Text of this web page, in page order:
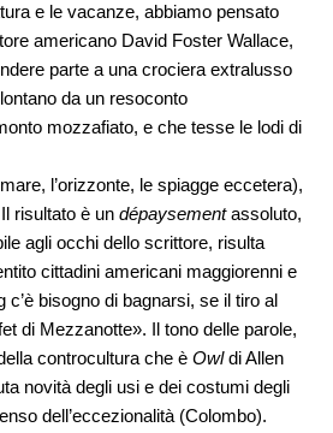
e le vacanze, abbiamo pensato
americano David Foster Wallace,
parte a una crociera extralusso
da un resoconto
mozzafiato, e che tesse le lodi di
l’orizzonte, le spiagge eccetera),
risultato è un dépaysementassoluto,
agli occhi dello scrittore, risulta
cittadini americani maggiorenni e
bisogno di bagnarsi, se il tiro al
di Mezzanotte». Il tono delle parole,
controcultura che è Owldi Allen
novità degli usi e dei costumi degli
dell’eccezionalità (Colombo).